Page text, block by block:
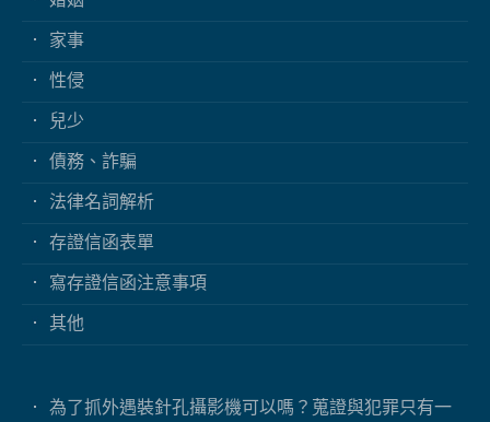
家事
性侵
兒少
債務、詐騙
法律名詞解析
存證信函表單
寫存證信函注意事項
其他
為了抓外遇裝針孔攝影機可以嗎？蒐證與犯罪只有一